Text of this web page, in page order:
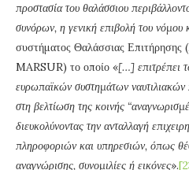
προστασία του θαλάσσιου
συνόρων, η γενική επιβολή του νόμου
συστήματος Θαλάσσιας
MARSUR) το οποίο «[…] επιτρέπει
ευρωπαϊκών συστημάτων
στη βελτίωση της κοινής
διευκολύνοντας την ανταλλαγή
πληροφοριών και υπηρεσιών, όπως
αναγνώρισης, συνομιλίες ή εικόνες».